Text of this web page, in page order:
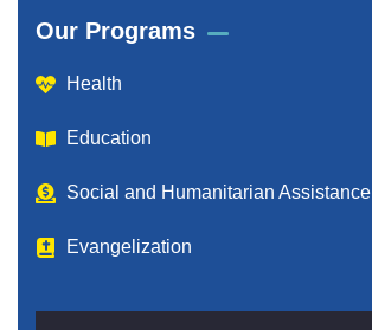
Our Programs
Health
Education
Social and Humanitarian Assistance
Evangelization